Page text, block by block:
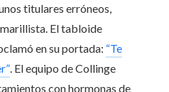
titulares erróneos,
El tabloide
en su portada: “Te
. El equipo de Collinge
con hormonas de